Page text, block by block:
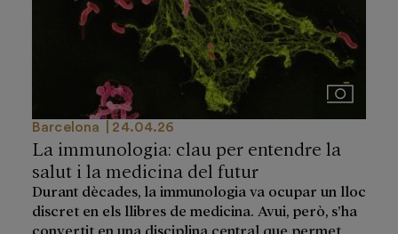
Imágenes
Barcelona 24.04.26
La immunologia: clau per entendre la
salut i la medicina del futur
Durant dècades, la immunologia va ocupar un lloc
discret en els llibres de medicina. Avui, però, s’ha
convertit en una disciplina central que permet